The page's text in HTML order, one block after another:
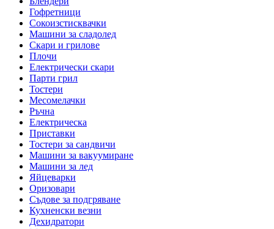
Гофретници
Сокоизстисквачки
Машини за сладолед
Скари и грилове
Плочи
Електрически скари
Парти грил
Тостери
Месомелачки
Ръчна
Електрическа
Приставки
Тостери за сандвичи
Машини за вакуумиране
Машини за лед
Яйцеварки
Оризовари
Съдове за подгряване
Кухненски везни
Дехидратори